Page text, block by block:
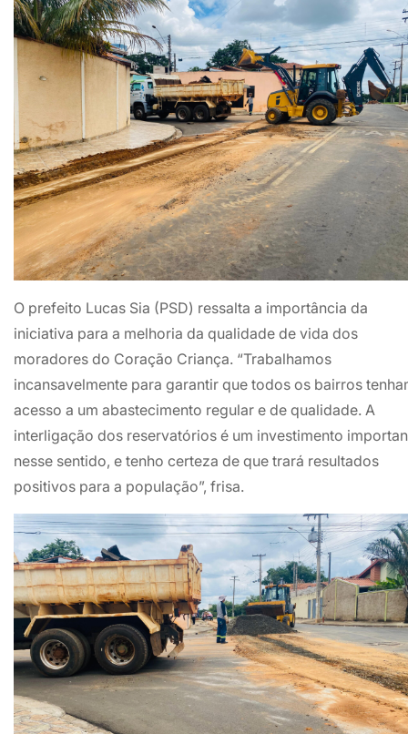
O prefeito Lucas Sia (PSD) ressalta a importância da
iniciativa para a melhoria da qualidade de vida dos
moradores do Coração Criança. “Trabalhamos
incansavelmente para garantir que todos os bairros
acesso a um abastecimento regular e de qualidade. A
interligação dos reservatórios é um investimento
nesse sentido, e tenho certeza de que trará resultados
positivos para a população”, frisa.